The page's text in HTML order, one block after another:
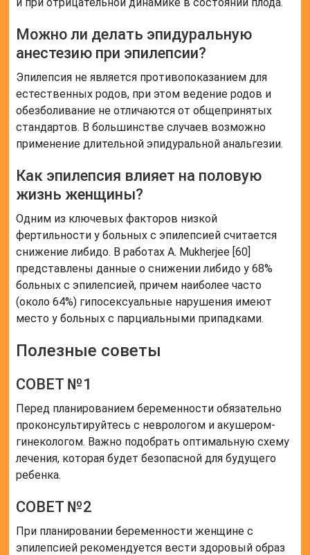
Можно ли делать эпидуральную
анестезию при эпилепсии?
Эпилепсия не является противопоказанием для
естественных родов, при этом ведение родов и
обезболивание не отличаются от общепринятых
стандартов. В большинстве случаев возможно
применение длительной эпидуральной анальгезии.
Как эпилепсия влияет на половую
жизнь женщины?
Одним из ключевых факторов низкой
фертильности у больных с эпилепсией считается
снижение либидо. В работах A. Mukherjee [60]
представлены данные о снижении либидо у 68%
больных с эпилепсией, причем наиболее часто
(около 64%) гипосексуальные нарушения имеют
место у больных с парциальными припадками.
Полезные советы
СОВЕТ №1
Перед планированием беременности обязательно
проконсультируйтесь с неврологом и акушером-
гинекологом. Важно подобрать оптимальную схему
лечения, которая будет безопасной для будущего
ребенка.
СОВЕТ №2
При планировании беременности женщине с
эпилепсией рекомендуется вести здоровый образ